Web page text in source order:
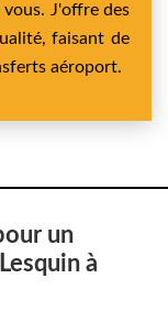
J'offre des
faisant de
aéroport.
un
à